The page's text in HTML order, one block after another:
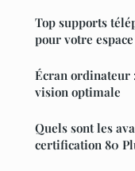
Top supports
pour votre espace
Écran ordinateur
vision optimale
Quels sont les
certification 80